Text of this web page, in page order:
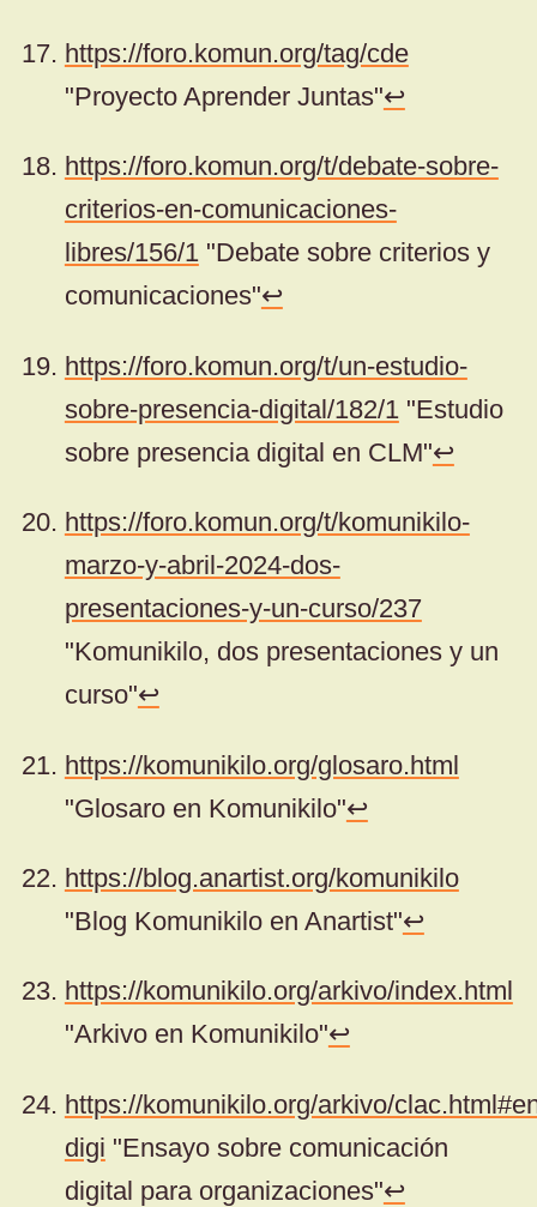
https://foro.komun.org/tag/cde
"Proyecto Aprender Juntas"↩
https://foro.komun.org/t/debate-sobre-
criterios-en-comunicaciones-
libres/156/1"Debate sobre criterios y
comunicaciones"↩
https://foro.komun.org/t/un-estudio-
sobre-presencia-digital/182/1 "Estudio
sobre presencia digital en CLM"↩
https://foro.komun.org/t/komunikilo-
marzo-y-abril-2024-dos-
presentaciones-y-un-curso/237
"Komunikilo, dos presentaciones y un
curso"↩
https://komunikilo.org/glosaro.html
"Glosaro en Komunikilo"↩
https://blog.anartist.org/komunikilo
"Blog Komunikilo en Anartist"↩
https://komunikilo.org/arkivo/index.html
"Arkivo en Komunikilo"↩
https://komunikilo.org/arkivo/
digi "Ensayo sobre comunicación
digital para organizaciones"↩